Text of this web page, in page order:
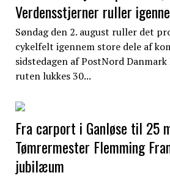
Verdensstjerner ruller
Søndag den 2. august ruller det
cykelfelt igennem store dele af
sidstedagen af PostNord Danmark
ruten lukkes 30...
Fra carport i Ganløse til 25
Tømrermester Flemming
jubilæum